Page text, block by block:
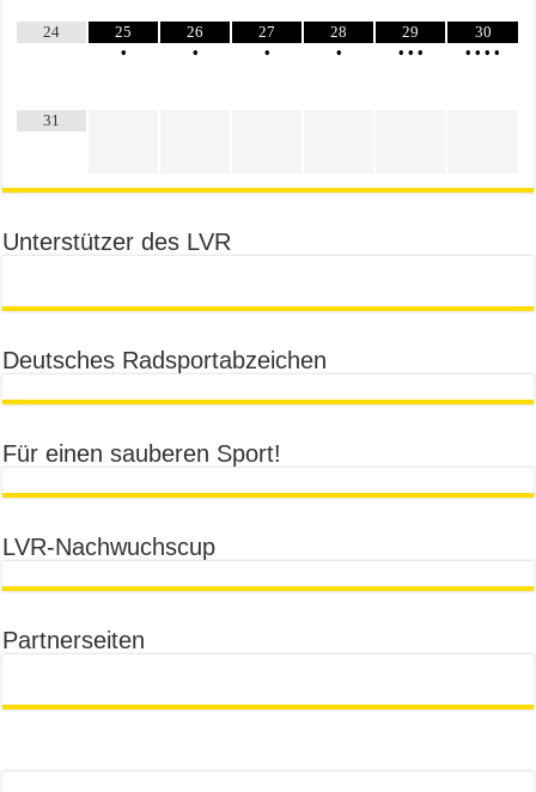
24
25
•
26
•
27
•
28
•
29
• • •
30
••••
31
Unterstützer des LVR
Deutsches Radsportabzeichen
Für einen sauberen Sport!
LVR-Nachwuchscup
Partnerseiten